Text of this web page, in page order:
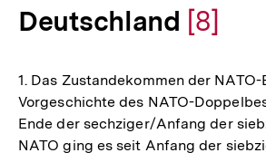
Deutschland Zur
der
[8]
1. Das Zustandekommen der
Vorgeschichte des NATO-
Ende der sechziger/Anfang der
NATO ging es seit Anfang der